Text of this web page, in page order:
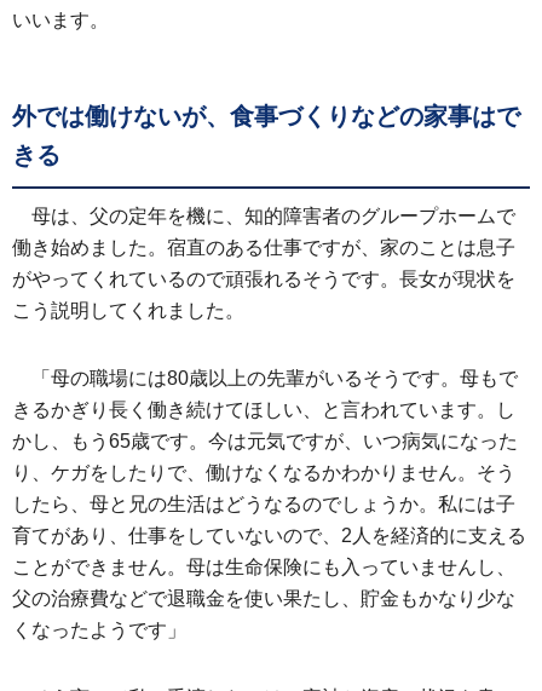
いいます。
外では働けないが、食事づくりなどの家事はで
きる
母は、父の定年を機に、知的障害者のグループホームで
働き始めました。宿直のある仕事ですが、家のことは息子
がやってくれているので頑張れるそうです。長女が現状を
こう説明してくれました。
「母の職場には80歳以上の先輩がいるそうです。母もで
きるかぎり長く働き続けてほしい、と言われています。し
かし、もう65歳です。今は元気ですが、いつ病気になった
り、ケガをしたりで、働けなくなるかわかりません。そう
したら、母と兄の生活はどうなるのでしょうか。私には子
育てがあり、仕事をしていないので、2人を経済的に支える
ことができません。母は生命保険にも入っていませんし、
父の治療費などで退職金を使い果たし、貯金もかなり少な
くなったようです」